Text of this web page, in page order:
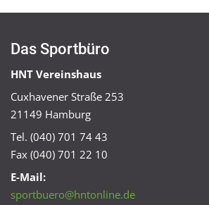
Das Sportbüro
HNT Vereinshaus
Cuxhavener Straße 253
21149 Hamburg
Tel. (040) 701 74 43
Fax (040) 701 22 10
E-Mail:
sportbuero@hntonline.de